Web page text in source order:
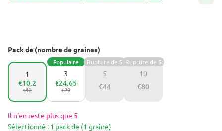
Pack de (nombre de graines)
1
€12
€10.2
3
Populaire
€29
€24.65
5
Rupture de Stock
€44
10
Rupture de Stock
€80
Il n'en reste plus que 5
Sélectionné : 1 pack de (1 graine)